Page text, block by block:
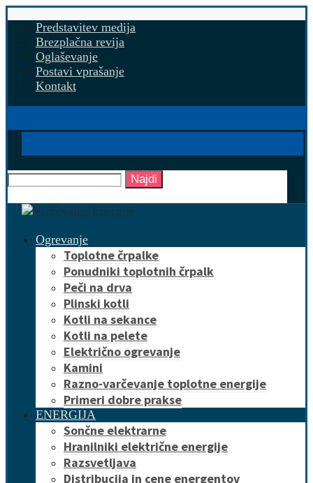
Predstavitev medija
Brezplačna revija
Oglaševanje
Postavi vprašanje
Kontakt
Najdi
Ogrevanje
Toplotne črpalke
Ponudniki toplotnih črpalk
Peči na drva
Plinski kotli
Kotli na sekance
Kotli na pelete
Električno ogrevanje
Kamini
Razno-varčevanje toplotne energije
Primeri dobre prakse
ENERGIJA
Sončne elektrarne
Hranilniki električne energije
Razsvetljava
Distribucija in cene energentov